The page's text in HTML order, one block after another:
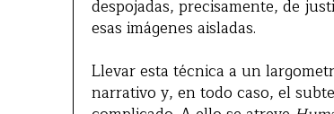
despojadas, precisamente, de
esas imágenes aisladas.
Llevar esta técnica a un
narrativo y, en todo caso, el